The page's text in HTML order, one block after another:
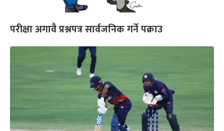
परीक्षा अगावै प्रश्नपत्र सार्वजनिक गर्ने पक्राउ